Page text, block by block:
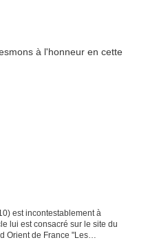
est incontestablement à
lui est consacré sur le site du
Orient de France "Les